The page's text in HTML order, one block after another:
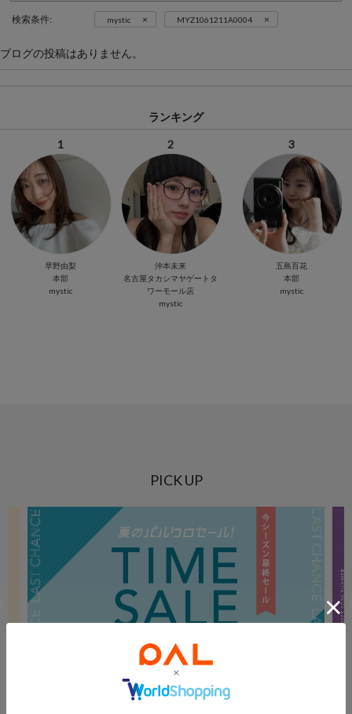
検索条件: mystic × MYZ1061211A0004 ×
ブログの投稿はありません。
ランキング
1
早野由梨
本部
mystic
2
沖本未来
名古屋タカシマヤゲートタ
ワーモール店
mystic
3
五島百花
本部
mystic
PICK UP